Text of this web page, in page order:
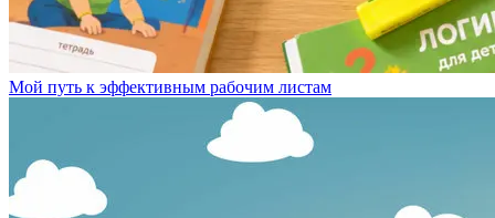
Мой путь к эффективным рабочим листам